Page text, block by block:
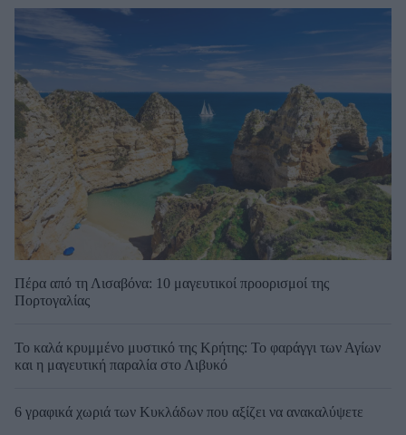
Πέρα από τη Λισαβόνα: 10 μαγευτικοί προορισμοί της
Πορτογαλίας
Το καλά κρυμμένο μυστικό της Κρήτης: Το φαράγγι των Αγίων
και η μαγευτική παραλία στο Λιβυκό
6 γραφικά χωριά των Κυκλάδων που αξίζει να ανακαλύψετε